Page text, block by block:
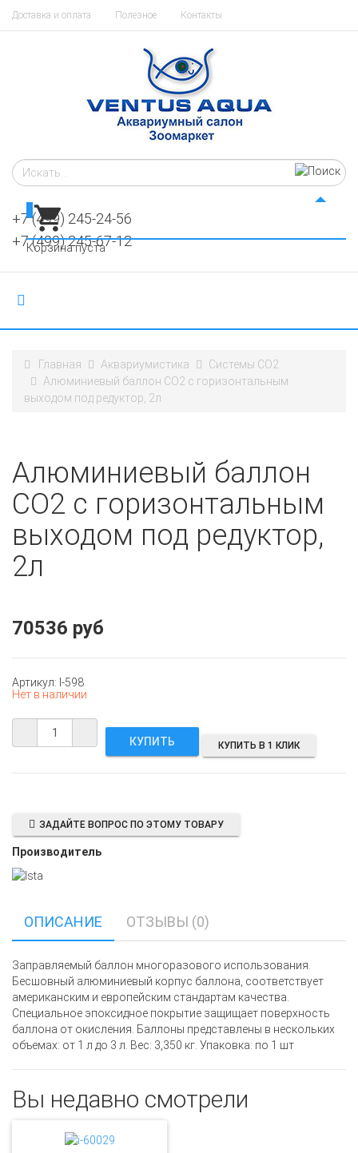
Доставка и оплата Полезное Контакты
+7 (499) 245-24-56
+7 (499) 245-67-12
Корзина пуста
Главная Аквариумистика
Системы СО2
Алюминиевый баллон CO2 с горизонтальным
выходом под редуктор, 2л
Алюминиевый баллон
CO2 с горизонтальным
выходом под редуктор,
2л
70536 руб
Артикул: I-598
Нет в наличии
КУПИТЬ В 1 КЛИК
ЗАДАЙТЕ ВОПРОС ПО ЭТОМУ ТОВАРУ
Производитель
ОПИСАНИЕ ОТЗЫВЫ (0)
Заправляемый баллон многоразового использования.
Бесшовный алюминиевый корпус баллона, соответствует
американским и европейским стандартам качества.
Специальное эпоксидное покрытие защищает поверхность
баллона от окисления. Баллоны представлены в нескольких
объемах: от 1 л до 3 л. Вес: 3,350 кг. Упаковка: по 1 шт
Вы недавно смотрели